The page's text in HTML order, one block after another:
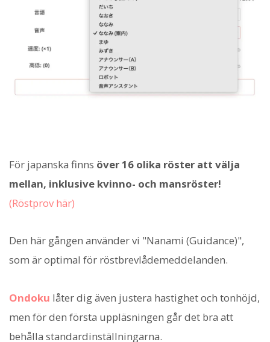
För japanska finns över 16 olika röster att välja
mellan, inklusive kvinno- och mansröster!
(Röstprov här)
Den här gången använder vi "Nanami (Guidance)",
som är optimal för röstbrevlådemeddelanden.
Ondoku låter dig även justera hastighet och tonhöjd,
men för den första uppläsningen går det bra att
behålla standardinställningarna.